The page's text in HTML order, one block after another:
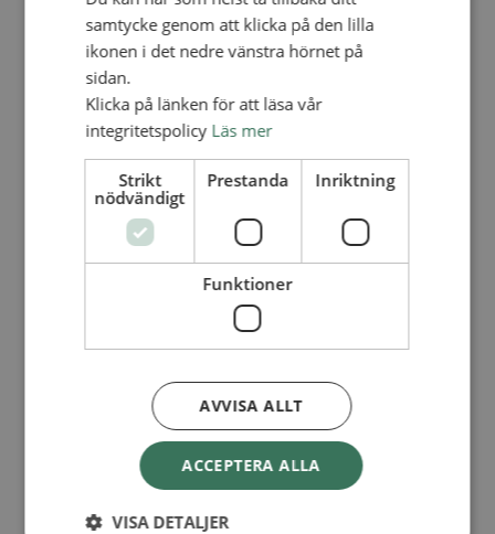
Lediga tjänster
FÖR FÖRSAMLINGAR
FÖRDJUPNING OCH UTVECKLING
Missionella initiativ
Apollos – församlingsutveckling
Smågrupper
Skapelse och miljö
Vänförsamling
Missionsinspiratörens verktygslåda
Redovisning och lönehantering
Kyrkoavgiften
LOGGA IN
Dokumentbanken
Personalförsäkringar
samtycke genom att klicka på den lilla
ikonen i det nedre vänstra hörnet på
sidan.
Klicka på länken för att läsa vår
integritetspolicy Läs mer
Strikt
nödvändigt
Prestanda Inriktning
Funktioner
ACCEPTERA ALLA
AVVISA ALLT
VISA DETALJER